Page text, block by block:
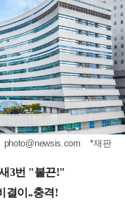
photo@newsis.com *재판